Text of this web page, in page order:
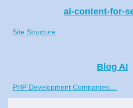
ai-content-for-
Site Structure
Blog AI
PHP Development Companies:...